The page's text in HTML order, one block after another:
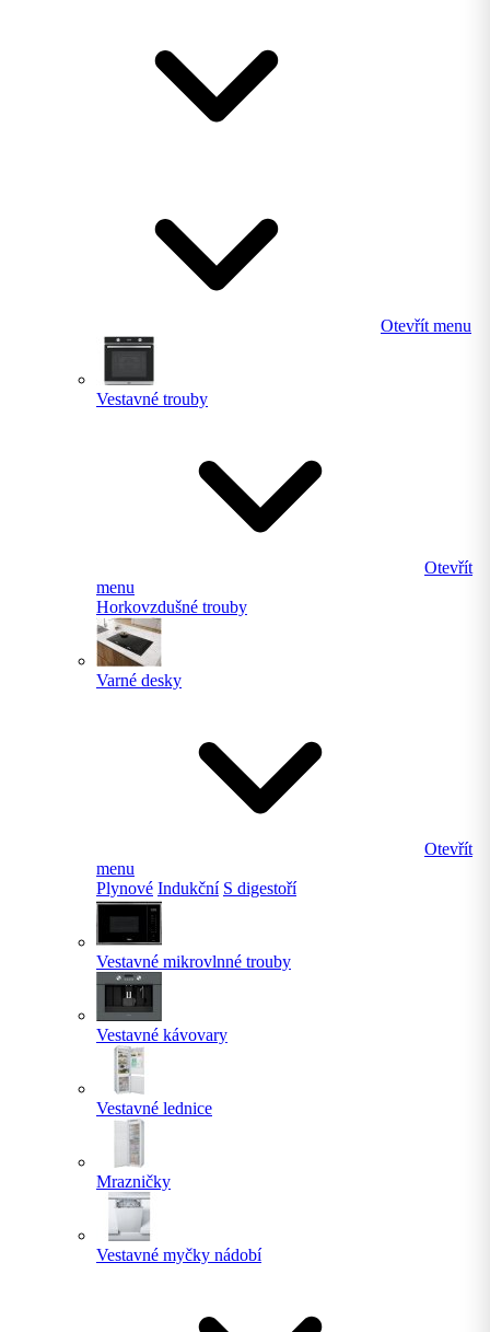
Otevřít menu
Vestavné trouby
Otevřít
menu
Horkovzdušné trouby
Varné desky
Otevřít
menu
Plynové Indukční S digestoří
Vestavné mikrovlnné trouby
Vestavné kávovary
Vestavné lednice
Mrazničky
Vestavné myčky nádobí